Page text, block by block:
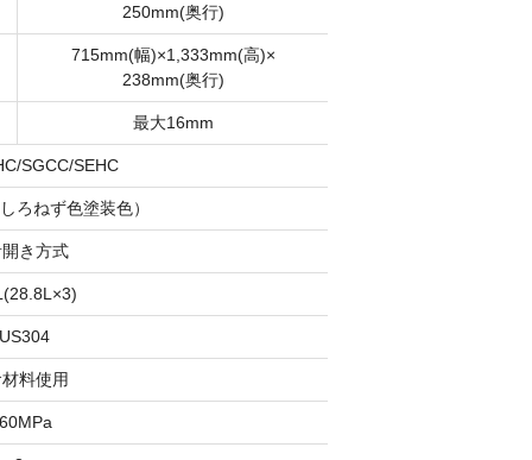
250mm(奥行)
715mm(幅)×1,333mm(高)×
238mm(奥行)
最大16mm
SGCC/SEHC
ろねず色塗装色）
き方式
料使用